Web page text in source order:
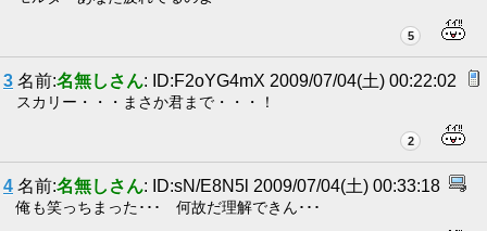
5
3 名前:名無しさん: ID:F2oYG4mX 2009/07/04(土) 00:22:02
スカリー・・・まさか君まで・・・！
2
4 名前:名無しさん: ID:sN/E8N5l 2009/07/04(土) 00:33:18
俺も笑っちまった･･･ 何故だ理解できん･･･